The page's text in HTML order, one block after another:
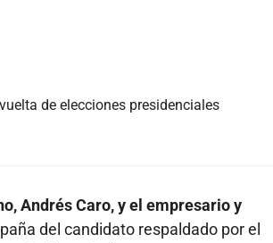
de elecciones presidenciales
Andrés Caro, y el empresario y
del candidato respaldado por el